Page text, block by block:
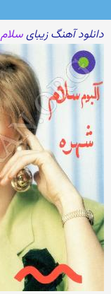
دانلود آهنگ زیبایسلام